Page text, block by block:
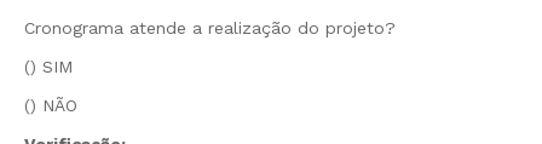
Cronograma atende a realização do projeto?
() SIM
() NÃO